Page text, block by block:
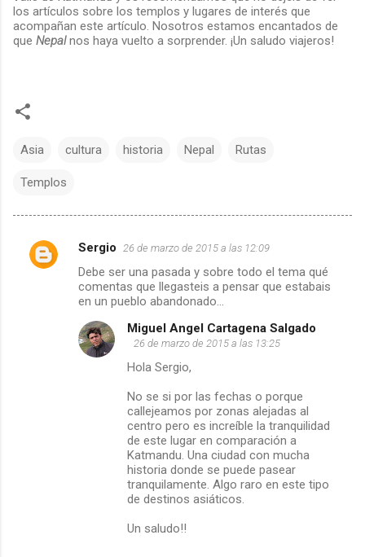
los artículos sobre los templos y lugares de interés que
acompañan este artículo. Nosotros estamos encantados de
que Nepalnos haya vuelto a sorprender. ¡Un saludo viajeros!
Asia cultura historia Nepal Rutas
Templos
C
Sergio 26 de marzo de 2015 a las 12:09
Debe ser una pasada y sobre todo el tema qué
comentas que llegasteis a pensar que estabais
en un pueblo abandonado...
Miguel Angel Cartagena Salgado
26 de marzo de 2015 a las 13:25
Hola Sergio,
No se si por las fechas o porque
callejeamos por zonas alejadas al
centro pero es increíble la tranquilidad
de este lugar en comparación a
Katmandu. Una ciudad con mucha
historia donde se puede pasear
tranquilamente. Algo raro en este tipo
de destinos asiáticos.
Un saludo!!